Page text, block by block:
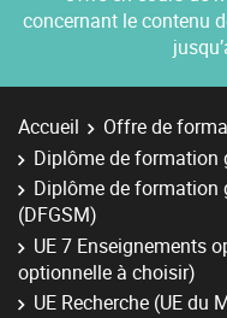
concernant le contenu
Accueil
Offre de
Diplôme de formation
Diplôme de formation
(DFGSM)
UE 7 Enseignements
optionnelle à choisir)
UE Recherche (UE du